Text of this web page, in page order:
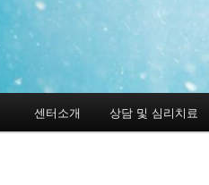
첫
센터소개 상담 및 심리치료